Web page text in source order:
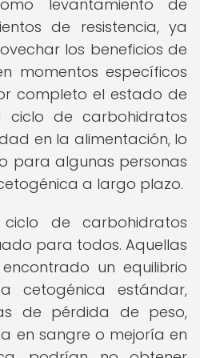
levantamiento de
de resistencia, ya
los beneficios de
momentos específicos
completo el estado de
ciclo de carbohidratos
en la alimentación, lo
para algunas personas
a largo plazo.
de carbohidratos
para todos. Aquellas
un equilibrio
cetogénica estándar,
de pérdida de peso,
en sangre o mejoría en